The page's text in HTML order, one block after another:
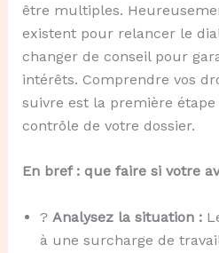
être multiples.
existent pour relancer le
changer de conseil pour
intérêts. Comprendre vos
suivre est la première
contrôle de votre dossier.
En bref : que faire si votre
? Analysez la situation :
à une surcharge de